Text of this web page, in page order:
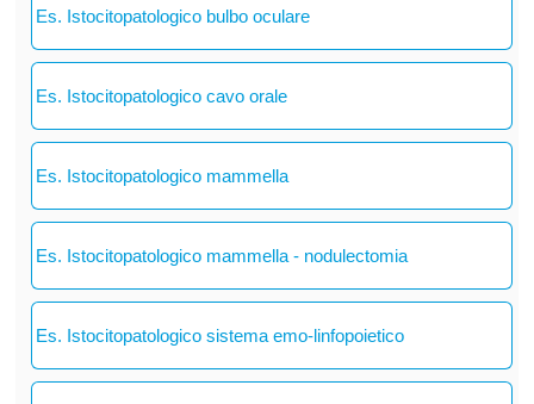
Es. Istocitopatologico bulbo oculare
Es. Istocitopatologico cavo orale
Es. Istocitopatologico mammella
Es. Istocitopatologico mammella - nodulectomia
Es. Istocitopatologico sistema emo-linfopoietico